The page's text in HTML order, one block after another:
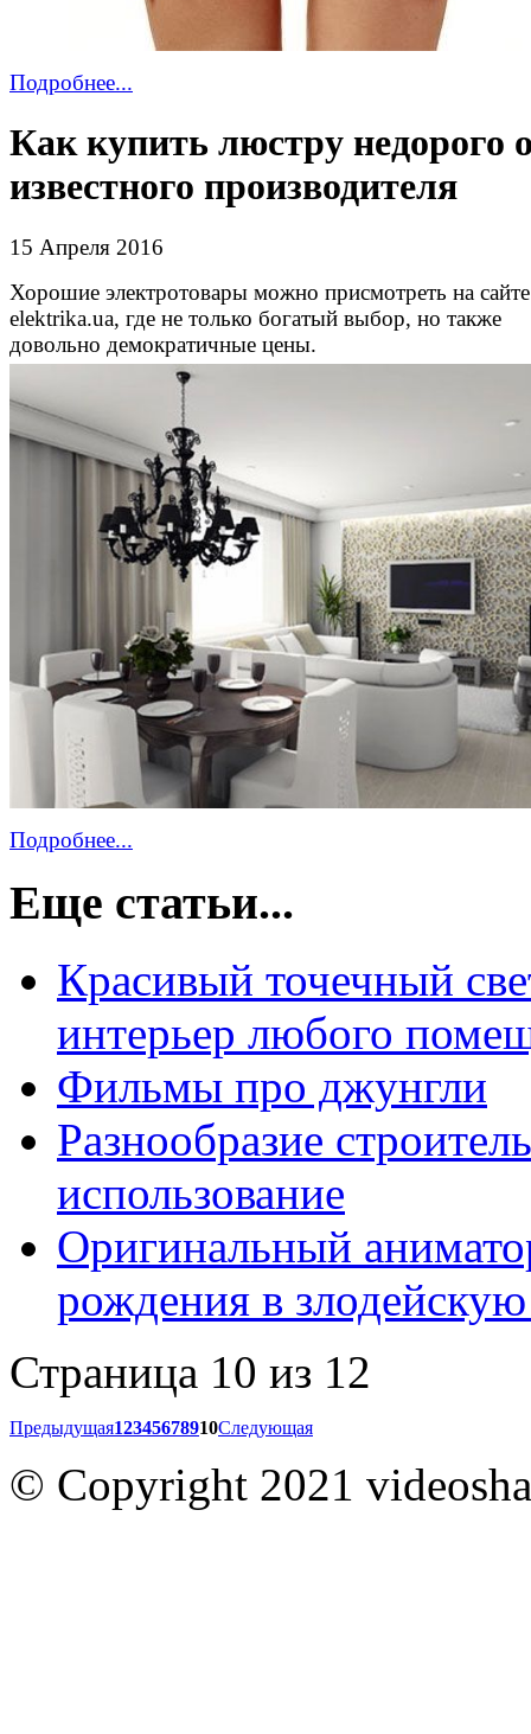
Подробнее...
Как купить люстру недорого
известного производителя
15 Апреля 2016
Хорошие электротовары можно присмотреть на сайте
elektrika.ua, где не только богатый выбор, но также
довольно демократичные цены.
Подробнее...
Еще статьи...
Красивый точечный
интерьер любого
Фильмы про джунгли
Разнообразие
использование
Оригинальный
рождения в
Страница 10 из 12
Предыдущая12345678910Следующая
© Copyright 2021